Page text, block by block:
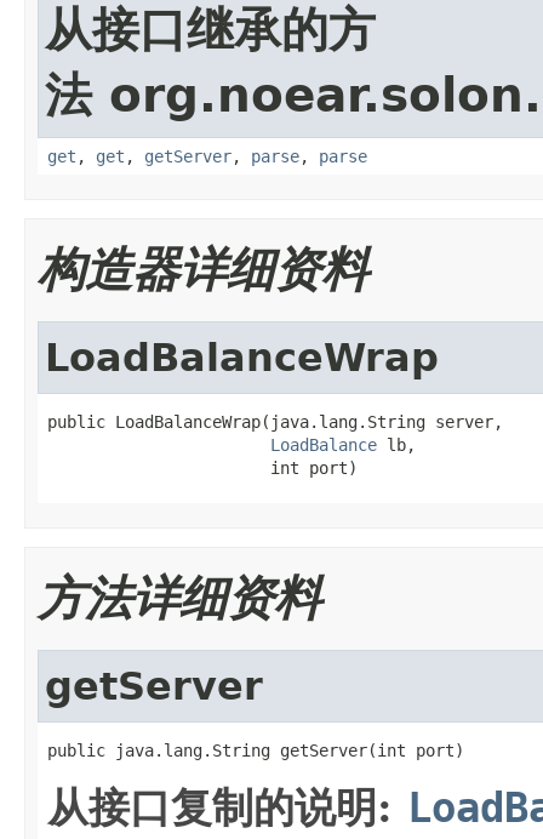
从接口继承的方
法
get , get , getServer, parse, parse
构造器详细资料
LoadBalanceWrap
public LoadBalanceWrap(java.lang.String server,
LoadBalance lb,
                       int port)
方法详细资料
getServer
public java.lang.String getServer(int port)
从接口复制的说明: